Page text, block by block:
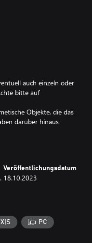
auch einzeln oder
bitte auf
Objekte, die das
darüber hinaus
das Befehlsrad im
gewechselt wird.
wurden. Selbst,
das Add-on kauft, sind
Veröffentlichungsdatum
18.10.2023
PC